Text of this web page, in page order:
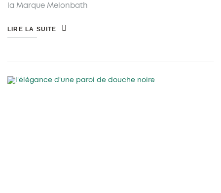
la Marque Melonbath
LIRE LA SUITE